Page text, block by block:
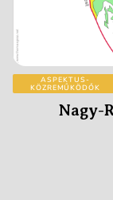
ASPEKTUS-
KÖZREMŰKÖDŐK
Nagy-